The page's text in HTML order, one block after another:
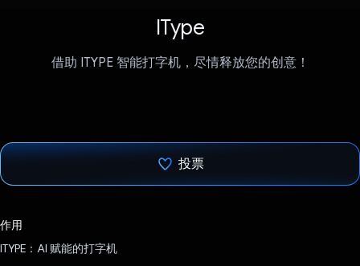
IType
借助 ITYPE 智能打字机，尽情释放您的创意！
投票
作用
ITYPE：AI 赋能的打字机